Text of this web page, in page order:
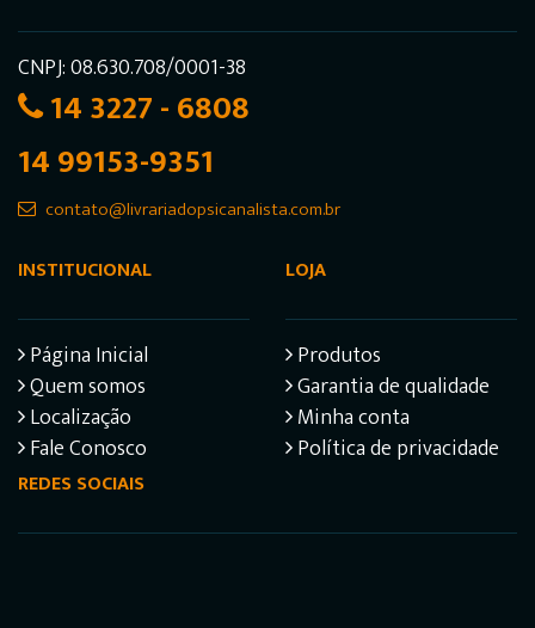
CNPJ: 08.630.708/0001-38
14 3227 - 6808
14 99153-9351
contato@livrariadopsicanalista.com.br
INSTITUCIONAL
Página Inicial
Quem somos
Localização
Fale Conosco
LOJA
Produtos
Garantia de qualidade
Minha conta
Política de privacidade
REDES SOCIAIS